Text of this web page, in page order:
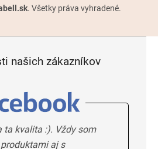
. Všetky práva vyhradené.
našich zákazníkov
ta kvalita :). Vždy som
aj s